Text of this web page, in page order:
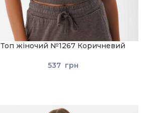
Топ жіночий №1267 Коричневий
537 грн